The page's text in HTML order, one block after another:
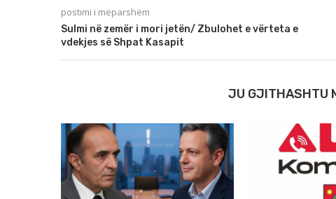
postimi i mëparshëm
Sulmi në zemër i mori jetën/ Zbulohet e vërteta e
vdekjes së Shpat Kasapit
JU GJITHASHTU